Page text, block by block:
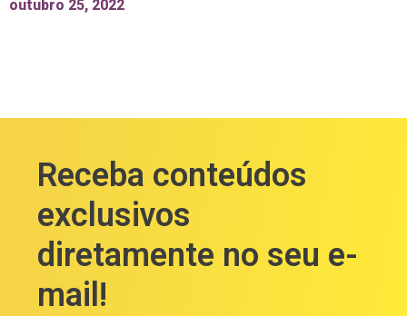
outubro 25, 2022
Receba conteúdos
exclusivos
diretamente no seu e-
mail!